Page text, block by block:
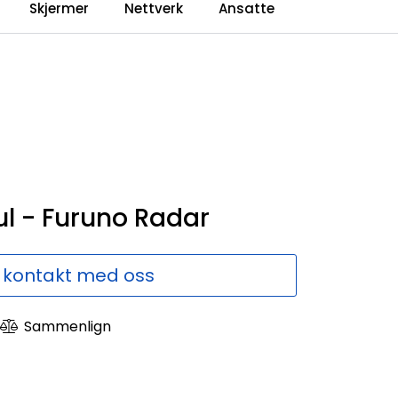
Sammenlign
0
Forhandlerweb
Skjermer Nettverk Ansatte
- Furuno Radar
kontakt med oss
Sammenlign